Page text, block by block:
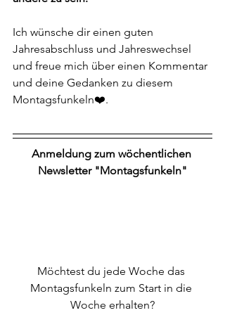
Ich wünsche dir einen guten
Jahresabschluss und Jahreswechsel
und freue mich über einen Kommentar
und deine Gedanken zu diesem
Montagsfunkeln❤️.
Anmeldung zum wöchentlichen
Newsletter "Montagsfunkeln"
Möchtest du jede Woche das
Montagsfunkeln zum Start in die
Woche erhalten?